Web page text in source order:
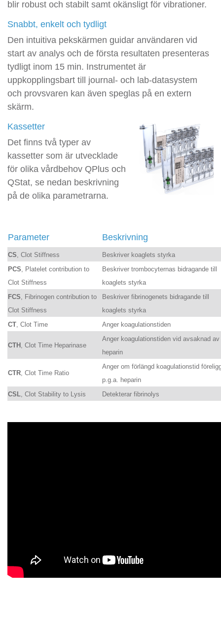
blir robust och stabilt samt okänsligt för vibrationer.
Snabbt, enkelt och tydligt
Den intuitiva pekskärmen guidar användaren vid
start av analys och de första resultaten presenteras
tydligt inom 15 min. Instrumentet är
uppkopplingsbart till journal- och lab-datasystem
och provsvaren kan även speglas på en extern
skärm.
Kassetter
Det finns två typer av
kassetter som är utvecklade
för olika vårdbehov QPlus och
QStat, se nedan beskrivning
på de olika parametrarna.
Parameter Beskrivning
CS, Clot Stiffness
Beskriver koaglets styrka
PCS, Platelet contribution to
Clot Stiffness
Beskriver trombocyternas bidragande till
koaglets styrka
FCS, Fibrinogen contribution to
Clot Stiffness
Beskriver fibrinogenets bidragande till
koaglets styrka
CT, Clot Time Anger koagulationstiden
CTH , Clot Time Heparinase
Anger koagulationstiden vid avsaknad av
heparin
CTR, Clot Time Ratio
Anger om förlängd koagulationstid
p.g.a. heparin
CSL, Clot Stability to Lysis Detekterar fibrinolys